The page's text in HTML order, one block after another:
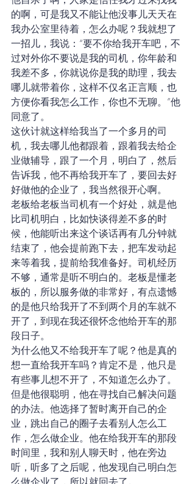
的啊，可是我又不能让他没事儿天天在
我办公室里待着，怎么办呢？我就想了
一招儿，我说：“要不你给我开车吧，不
过对外你不要说是我的司机，你年龄和
我差不多，你就说你是我的助理，我去
哪儿就带着你，这样不仅名正言顺，也
方便你看我怎么工作，你也不无聊。”他
同意了。
这伙计就这样给我当了一个多月的司
机，我去哪儿他都跟着，跟着我去给企
业做辅导，跟了一个月，明白了，然后
告诉我，他不再给我开车了，要回去好
好做他的企业了，我当然很开心啊。
老板给老板当司机有一个好处，就是他
比司机明白，比如快谈得差不多的时
候，他能听出来这个谈话再有几分钟就
结束了，他会提前跑下去，把车发动起
来等着我，提前给我准备好。司机经历
不够，通常是听不明白的。老板是懂老
板的，所以服务做的非常好，有点遗憾
的是他只给我开了不到两个月的车就不
开了，到现在我还很怀念他给开车的那
段日子。
为什么他又不给我开车了呢？他是真的
想一直给我开车吗？肯定不是，他只是
有些事儿想不开了，不知道怎么办了。
但是他很聪明，他在寻找自己解决问题
的办法。他选择了暂时离开自己的企
业，跳出自己的圈子去看别人怎么工
作，怎么做企业。他在给我开车的那段
时间里，我和别人聊天时，他在旁边
听，听多了之后呢，他发现自己明白怎